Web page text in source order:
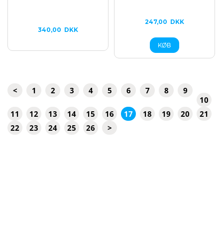
340,00 DKK
247,00 DKK
< 1 2 3 4 5 6 7 8
9
10
11
12 13 14 15 16 17 18 19 20
21
22
23 24 25 26 >